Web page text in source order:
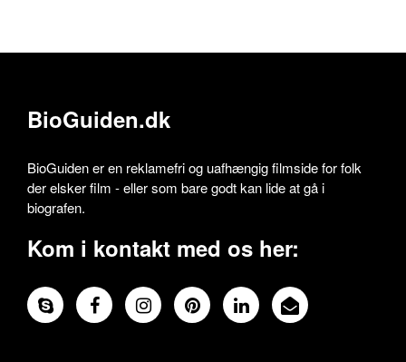
BioGuiden.dk
BioGuiden er en reklamefri og uafhængig filmside for folk
der elsker film - eller som bare godt kan lide at gå i
biografen.
Kom i kontakt med os her: